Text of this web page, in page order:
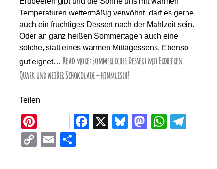
Temperaturen wettermäßig verwöhnt, darf es gerne
auch ein fruchtiges Dessert nach der Mahlzeit sein.
Oder an ganz heißen Sommertagen auch eine
solche, statt eines warmen Mittagessens. Ebenso
gut eignet… Read more: Sommerliches Dessert mit Erdbeeren
Quark und weißer Schokolade – himmlisch!
Teilen
Pi
nt
er
F
X
Bl
M
W
C
E